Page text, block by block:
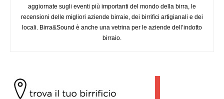
aggiornate sugli eventi più importanti del mondo della birra, le
recensioni delle migliori aziende birraie, dei birrifici artigianali e dei
locali. Birra&Sound è anche una vetrina per le aziende dell’indotto
birraio.